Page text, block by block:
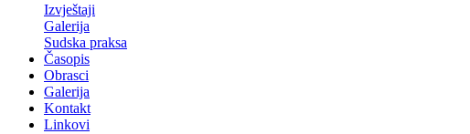
Izvještaji
Galerija
Sudska praksa
Časopis
Obrasci
Galerija
Kontakt
Linkovi